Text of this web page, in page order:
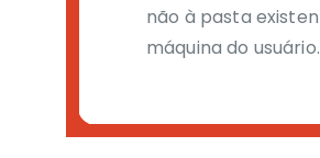
não à pasta
máquina do usuário.